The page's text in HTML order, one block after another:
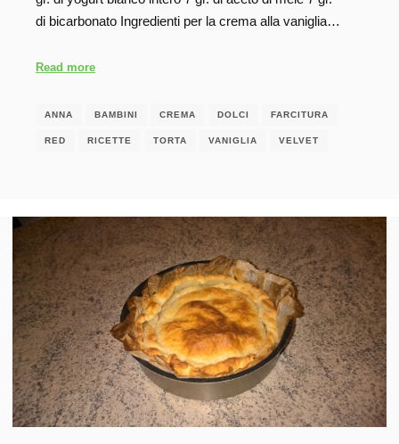
di bicarbonato Ingredienti per la crema alla vaniglia…
Read more
ANNA BAMBINI CREMA DOLCI FARCITURA
RED RICETTE TORTA VANIGLIA VELVET